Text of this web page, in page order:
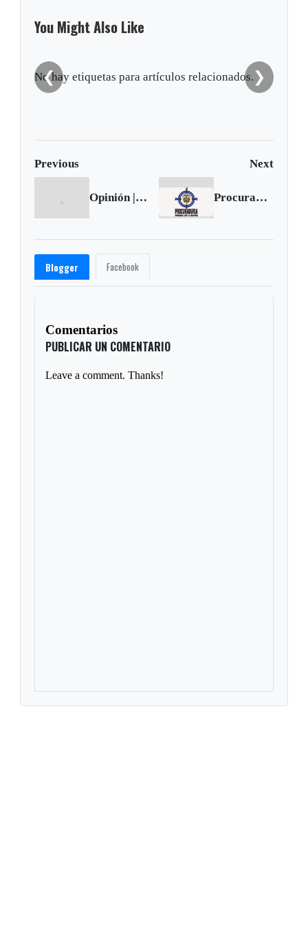
You Might Also Like
❮
No hay etiquetas para artículos relacionados.❯
Previous Next
Opinión | El pequeño árbol de navidad Procuraduría suspendió a expersonero de Tununguá, Boyacá
Blogger Facebook
Comentarios
PUBLICAR UN COMENTARIO
Leave a comment. Thanks!